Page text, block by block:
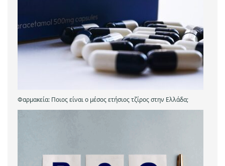
Φαρμακεία: Ποιος είναι ο μέσος ετήσιος τζίρος στην Ελλάδα;